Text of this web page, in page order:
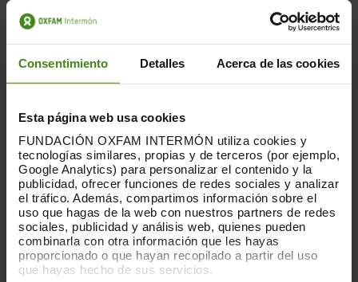
Consentimiento Detalles Acerca de las cookies
Esta página web usa cookies
FUNDACIÓN OXFAM INTERMÓN utiliza cookies y
tecnologías similares, propias y de terceros (por ejemplo,
Google Analytics) para personalizar el contenido y la
publicidad, ofrecer funciones de redes sociales y analizar
el tráfico. Además, compartimos información sobre el
uso que hagas de la web con nuestros partners de redes
sociales, publicidad y análisis web, quienes pueden
combinarla con otra información que les hayas
proporcionado o que hayan recopilado a partir del uso
que hayas hecho de sus servicios.
15.09.2025
Las actividades comerciales con los
asentamientos ilegales
El informe pone de relieve cómo los
Estados y las empresas extranjeras